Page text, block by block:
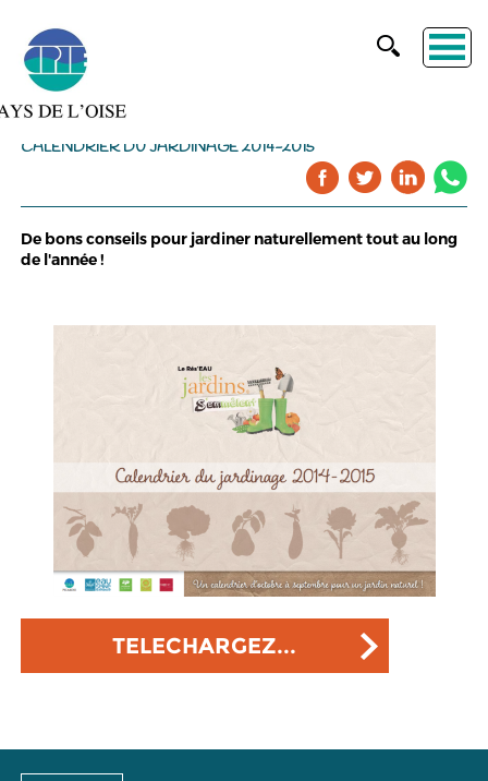
CALENDRIER DU JARDINAGE 2014-2015
De bons conseils pour jardiner naturellement tout au long
de l'année !
TELECHARGEZ...